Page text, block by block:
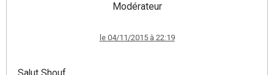
Modérateur
le 04/11/2015 à 22:19